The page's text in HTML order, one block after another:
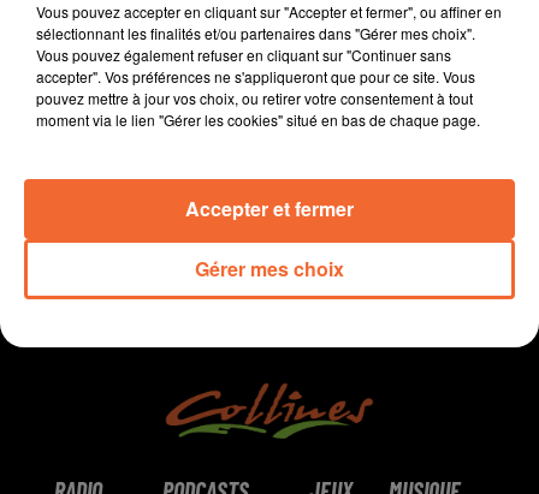
Et la der de la saison ! Alban revient le 29 Août.
0:00 10 min 20 sec
Vous pouvez accepter en cliquant sur "Accepter et fermer", ou affiner en
sélectionnant les finalités et/ou partenaires dans "Gérer mes choix".
Vous pouvez également refuser en cliquant sur "Continuer sans
accepter". Vos préférences ne s'appliqueront que pour ce site. Vous
pouvez mettre à jour vos choix, ou retirer votre consentement à tout
moment via le lien "Gérer les cookies" situé en bas de chaque page.
Gérer mes choix
Accepter et fermer